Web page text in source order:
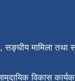
सङ्‍घीय मामिला तथा
विकास